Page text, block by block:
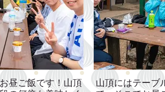
昼ご飯です！山頂
山頂にはテーブ